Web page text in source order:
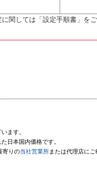
に関しては「設定手順書」を
ます。
日本国内価格です。
寄りの当社営業所または代理店にご